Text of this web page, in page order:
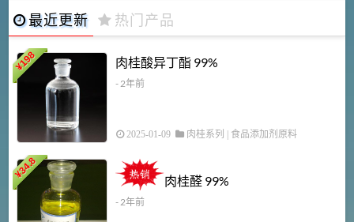
最近更新 热门产品
¥
198 肉桂酸异丁酯 99%
- 2年前
2025-01-09 肉桂系列 食品添加剂原料
¥
34.8
肉桂醛 99%
- 2年前